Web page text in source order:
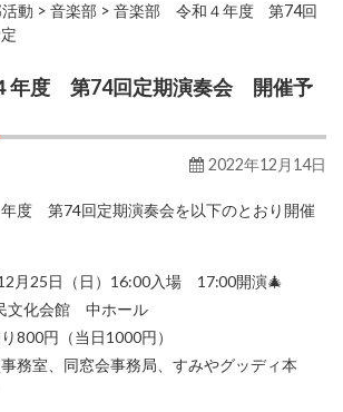
動 > 音楽部 > 音楽部 令和４年度 第74回
年度 第74回定期演奏会 開催予
2022年12月14日
度 第74回定期演奏会を以下のとおり開催
月25日（日）16:00入場 17:00開演🎄
文化会館 中ホール
800円（当日1000円）
窓会事務局、すみやグッディ本